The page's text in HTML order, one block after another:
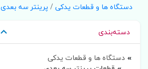
دستگاه ها و قطعات یدکی/ پرینتر سه بعدی
دسته‌بندی
دستگاه ها و قطعات یدکی